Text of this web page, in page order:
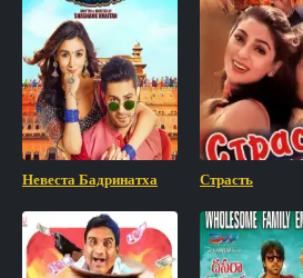
Невеста Бадринатха Страсть